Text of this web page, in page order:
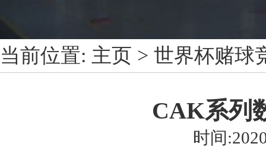
当前位置: 主页 > 世界杯赌球
CAK系列
时间